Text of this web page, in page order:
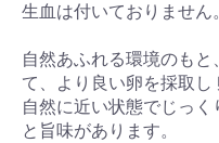
生血は付いておりません。
自然あふれる環境のも
て、より良い卵を採取し
自然に近い状態でじっ
と旨味があります。